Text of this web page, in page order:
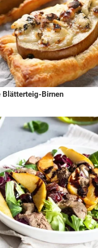
Blätterteig-Birnen